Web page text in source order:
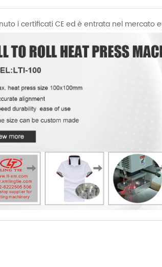
i certificati CE ed è entrata nel mercato